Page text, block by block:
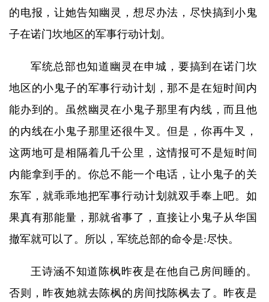
的电报，让她告知幽灵，想尽办法，尽快搞到小鬼
子在诺门坎地区的军事行动计划。
军统总部也知道幽灵在申城，要搞到在诺门坎
地区的小鬼子的军事行动计划，那不是在短时间内
能办到的。虽然幽灵在小鬼子那里有内线，而且他
的内线在小鬼子那里还很牛叉。但是，你再牛叉，
这两地可是相隔着几千公里，这情报可不是短时间
内能拿到手的。你总不能一个电话，让小鬼子的关
东军，就乖乖地把军事行动计划就双手奉上吧。如
果真有那能量，那就省事了，直接让小鬼子从华国
撤军就可以了。所以，军统总部的命令是:尽快。
王诗涵不知道陈枫昨夜是在他自己房间睡的。
否则，昨夜她就去陈枫的房间找陈枫去了。昨夜是